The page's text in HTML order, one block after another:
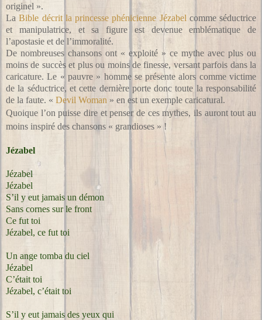
originel ».
LaBible décrit la princesse phénicienne Jézabel comme séductrice
et manipulatrice, et sa figure est devenue emblématique de
l’apostasie et de l’immoralité.
De nombreuses chansons ont « exploité » ce mythe avec plus ou
moins de succès et plus ou moins de finesse, versant parfois dans la
caricature. Le « pauvre » homme se présente alors comme victime
de la séductrice, et cette dernière porte donc toute la responsabilité
de la faute. « Devil Woman » en est un exemple caricatural.
Quoique l’on puisse dire et penser de ces mythes, ils auront tout au
moins inspiré des chansons « grandioses » !
Jézabel
Jézabel
Jézabel
S’il y eut jamais un démon
Sans cornes sur le front
Ce fut toi
Jézabel, ce fut toi
Un ange tomba du ciel
Jézabel
C’était toi
Jézabel, c’était toi
S’il y eut jamais des yeux qui